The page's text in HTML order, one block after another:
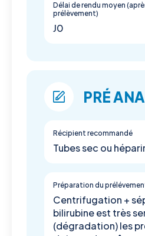
Délai de rendu moyen
prélèvement)
J0
PRÉ
Récipient recommandé
Tubes sec ou
Préparation du
Centrifugation +
bilirubine est très
(dégradation) les